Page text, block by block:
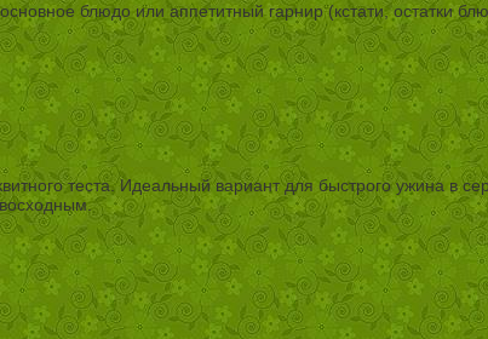
блюдо или аппетитный гарнир (кстати, остатки
теста. Идеальный вариант для быстрого ужина в